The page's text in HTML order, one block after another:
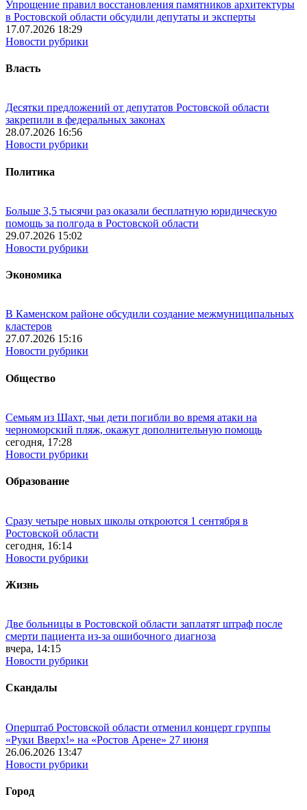
Упрощение правил восстановления памятников архитектуры
в Ростовской области обсудили депутаты и эксперты
17.07.2026 18:29
Новости рубрики
Власть
Десятки предложений от депутатов Ростовской области
закрепили в федеральных законах
28.07.2026 16:56
Новости рубрики
Политика
Больше 3,5 тысячи раз оказали бесплатную юридическую
помощь за полгода в Ростовской области
29.07.2026 15:02
Новости рубрики
Экономика
В Каменском районе обсудили создание межмуниципальных
кластеров
27.07.2026 15:16
Новости рубрики
Общество
Семьям из Шахт, чьи дети погибли во время атаки на
черноморский пляж, окажут дополнительную помощь
сегодня, 17:28
Новости рубрики
Образование
Сразу четыре новых школы откроются 1 сентября в
Ростовской области
сегодня, 16:14
Новости рубрики
Жизнь
Две больницы в Ростовской области заплатят штраф после
смерти пациента из-за ошибочного диагноза
вчера, 14:15
Новости рубрики
Скандалы
Оперштаб Ростовской области отменил концерт группы
«Руки Вверх!» на «Ростов Арене» 27 июня
26.06.2026 13:47
Новости рубрики
Город